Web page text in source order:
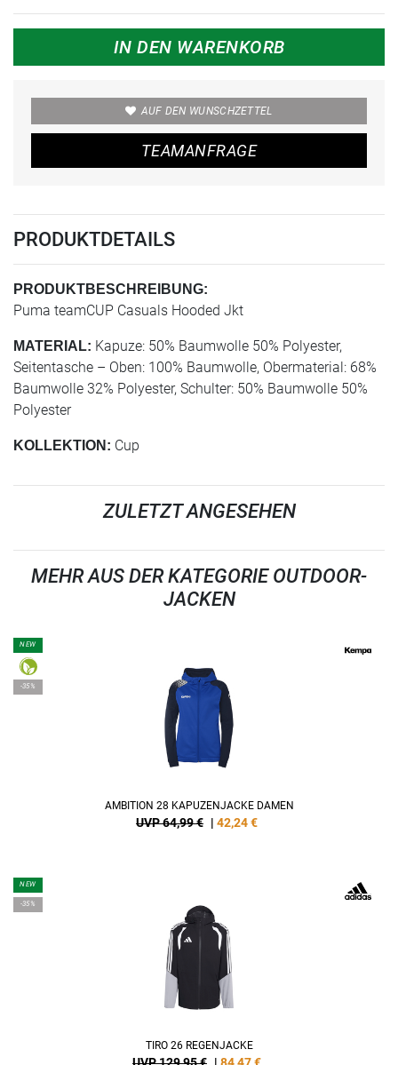
IN DEN WARENKORB
AUF DEN WUNSCHZETTEL
TEAMANFRAGE
PRODUKTDETAILS
PRODUKTBESCHREIBUNG:
Puma teamCUP Casuals Hooded Jkt
MATERIAL: Kapuze: 50% Baumwolle 50% Polyester,
Seitentasche – Oben: 100% Baumwolle, Obermaterial: 68%
Baumwolle 32% Polyester, Schulter: 50% Baumwolle 50%
Polyester
KOLLEKTION: Cup
ZULETZT ANGESEHEN
MEHR AUS DER KATEGORIE OUTDOOR-
JACKEN
NEW
-35%
AMBITION 28 KAPUZENJACKE DAMEN
UVP 64,99 € | 42,24€
NEW
-35%
TIRO 26 REGENJACKE